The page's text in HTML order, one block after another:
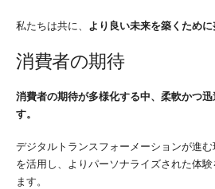
私たちは共に、 より良い未来を築くために
消費者の期待
消費者の期待が多様化する中、柔軟かつ
す。
デジタルトランスフォーメーションが進
を活用し、よりパーソナライズされた体
ます。